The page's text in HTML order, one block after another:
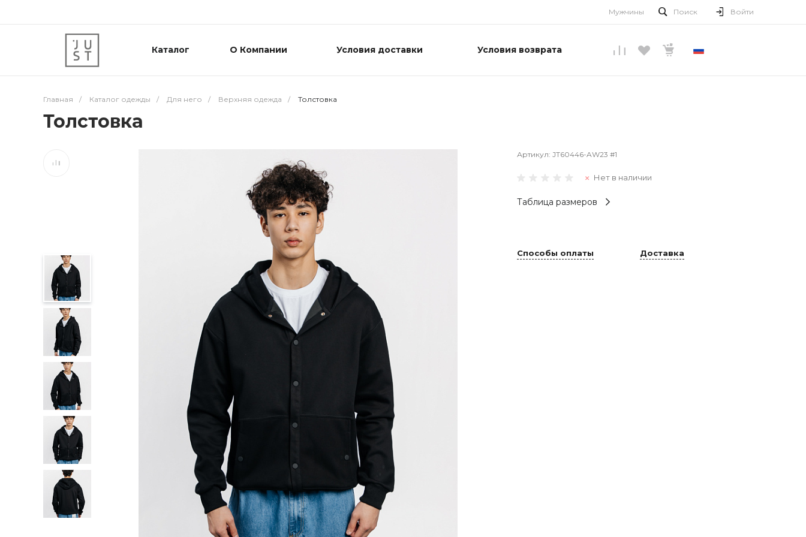
Мужчины Поиск Войти
Каталог О Компании Условия доставки Условия возврата
Главная / Каталог одежды / Для него / Верхняя одежда / Толстовка
Толстовка
Артикул: JT60446-AW23 #1
Нет в наличии
Таблица размеров
Способы оплаты Доставка